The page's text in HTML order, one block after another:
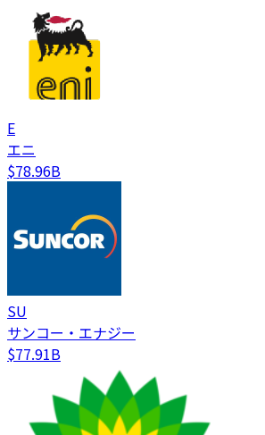
E
エニ
$78.96B
SU
サンコー・エナジー
$77.91B